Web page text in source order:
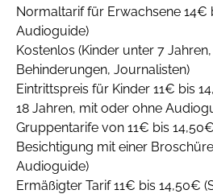
Normaltarif für Erwachsene 14€
Audioguide)
Kostenlos (Kinder unter 7
Behinderungen, Journalisten)
Eintrittspreis für Kinder 11€ bis
18 Jahren, mit oder ohne
Gruppentarife von 11€ bis
Besichtigung mit einer
Audioguide)
Ermäßigter Tarif 11€ bis 14,50€